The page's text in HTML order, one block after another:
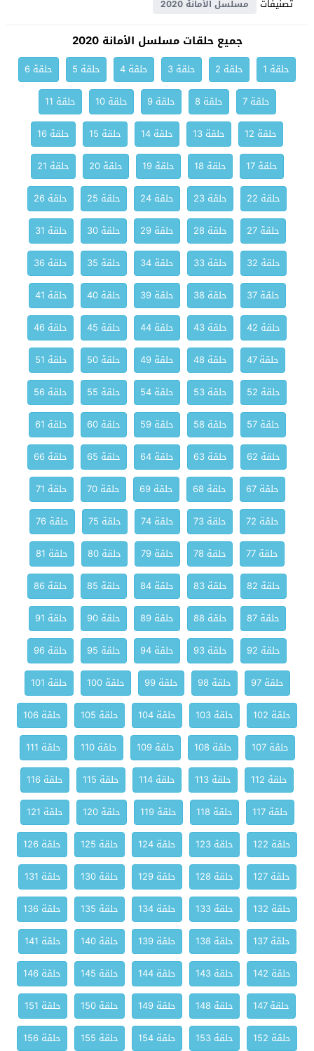
تصنيفات
مسلسل الأمانة 2020
جميع حلقات مسلسل الأمانة 2020
حلقة 1 حلقة 2 حلقة 3 حلقة 4 حلقة 5
حلقة 6
حلقة 7
حلقة 8 حلقة 9 حلقة 10
حلقة 11
حلقة 12
حلقة 13 حلقة 14 حلقة 15
حلقة 16
حلقة 17
حلقة 18 حلقة 19 حلقة 20
حلقة 21
حلقة 22
حلقة 23 حلقة 24 حلقة 25
حلقة 26
حلقة 27
حلقة 28 حلقة 29 حلقة 30
حلقة 31
حلقة 32
حلقة 33 حلقة 34 حلقة 35
حلقة 36
حلقة 37
حلقة 38 حلقة 39 حلقة 40
حلقة 41
حلقة 42
حلقة 43 حلقة 44 حلقة 45
حلقة 46
حلقة 47
حلقة 48 حلقة 49 حلقة 50
حلقة 51
حلقة 52
حلقة 53 حلقة 54 حلقة 55
حلقة 56
حلقة 57
حلقة 58 حلقة 59 حلقة 60
حلقة 61
حلقة 62
حلقة 63 حلقة 64 حلقة 65
حلقة 66
حلقة 67
حلقة 68 حلقة 69 حلقة 70
حلقة 71
حلقة 72
حلقة 73 حلقة 74 حلقة 75
حلقة 76
حلقة 77
حلقة 78 حلقة 79 حلقة 80
حلقة 81
حلقة 82
حلقة 83 حلقة 84 حلقة 85
حلقة 86
حلقة 87
حلقة 88 حلقة 89 حلقة 90
حلقة 91
حلقة 92
حلقة 93 حلقة 94 حلقة 95
حلقة 96
حلقة 97
حلقة 98 حلقة 99 حلقة 100
حلقة 101
حلقة 102
حلقة 103 حلقة 104 حلقة 105
حلقة 106
حلقة 107
حلقة 108 حلقة 109 حلقة 110
حلقة 111
حلقة 112
حلقة 113 حلقة 114 حلقة 115
حلقة 116
حلقة 117
حلقة 118 حلقة 119 حلقة 120
حلقة 121
حلقة 122
حلقة 123 حلقة 124 حلقة 125
حلقة 126
حلقة 127
حلقة 128 حلقة 129 حلقة 130
حلقة 131
حلقة 132
حلقة 133 حلقة 134 حلقة 135
حلقة 136
حلقة 137
حلقة 138 حلقة 139 حلقة 140
حلقة 141
حلقة 142
حلقة 143 حلقة 144 حلقة 145
حلقة 146
حلقة 147
حلقة 148 حلقة 149 حلقة 150
حلقة 151
حلقة 152
حلقة 153 حلقة 154 حلقة 155 حلقة 156